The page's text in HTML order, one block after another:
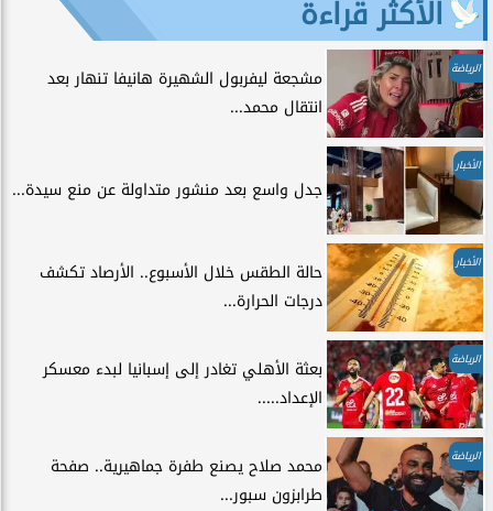
الأكثر قراءة
الرياضة
مشجعة ليفربول الشهيرة هانيفا تنهار بعد
انتقال محمد...
الأخبار
جدل واسع بعد منشور متداولة عن منع سيدة...
الأخبار
حالة الطقس خلال الأسبوع.. الأرصاد تكشف
درجات الحرارة...
الرياضة
بعثة الأهلي تغادر إلى إسبانيا لبدء معسكر
الإعداد.....
الرياضة
محمد صلاح يصنع طفرة جماهيرية.. صفحة
طرابزون سبور...